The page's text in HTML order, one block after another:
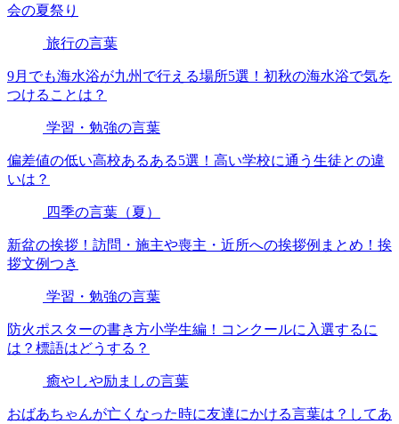
会の夏祭り
旅行の言葉
9月でも海水浴が九州で行える場所5選！初秋の海水浴で気を
つけることは？
学習・勉強の言葉
偏差値の低い高校あるある5選！高い学校に通う生徒との違
いは？
四季の言葉（夏）
新盆の挨拶！訪問・施主や喪主・近所への挨拶例まとめ！挨
拶文例つき
学習・勉強の言葉
防火ポスターの書き方小学生編！コンクールに入選するに
は？標語はどうする？
癒やしや励ましの言葉
おばあちゃんが亡くなった時に友達にかける言葉は？してあ